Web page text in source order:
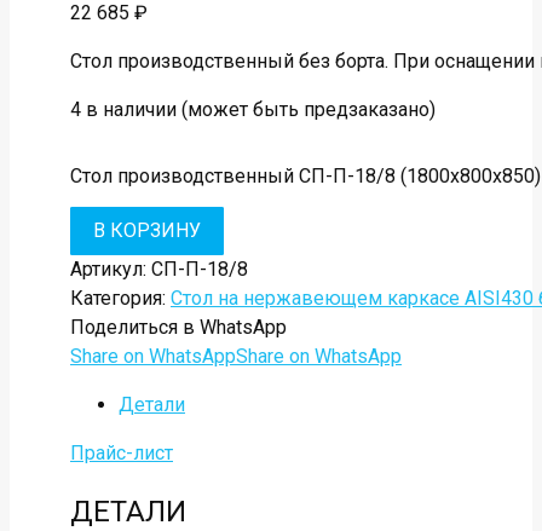
22 685 ₽
Стол производственный без борта. При
4 в наличии (может быть предзаказано)
Стол производственный СП-П-18/8
В КОРЗИНУ
Артикул: СП-П-18/8
Категория: Стол на нержавеющем каркасе AISI430
Поделиться в WhatsApp
Share on WhatsAppShare on WhatsApp
Детали
Прайс-лист
ДЕТАЛИ